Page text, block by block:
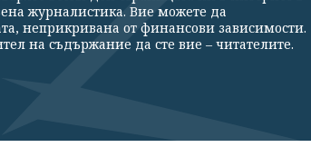
журналистика. Вие можете да
неприкривана от финансови зависимости.
на съдържание да сте вие – читателите.